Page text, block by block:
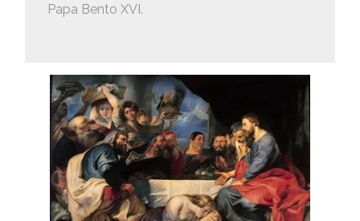
Papa Bento XVI.